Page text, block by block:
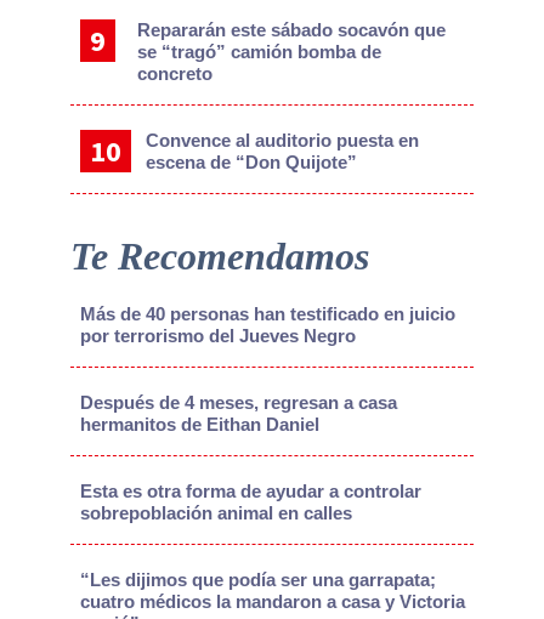
Repararán este sábado socavón que
se “tragó” camión bomba de
concreto
Convence al auditorio puesta en
escena de “Don Quijote”
Te Recomendamos
Más de 40 personas han testificado en juicio
por terrorismo del Jueves Negro
Después de 4 meses, regresan a casa
hermanitos de Eithan Daniel
Esta es otra forma de ayudar a controlar
sobrepoblación animal en calles
“Les dijimos que podía ser una garrapata;
cuatro médicos la mandaron a casa y Victoria